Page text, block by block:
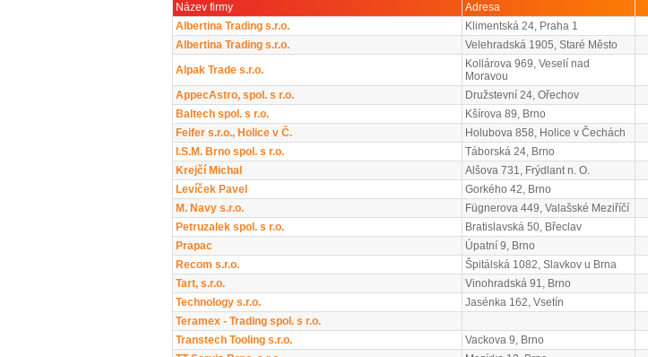
Název firmy Adresa
Albertina Trading s.r.o.
Klimentská 24, Praha 1
Albertina Trading s.r.o.
Velehradská 1905, Staré Město
Alpak Trade s.r.o.
Kollárova 969, Veselí nad
Moravou
AppecAstro, spol. s r.o.
Družstevní 24, Ořechov
Baltech spol. s r.o.
Kšírova 89, Brno
Feifer s.r.o., Holice v Č.
Holubova 858, Holice v Čechách
I.S.M. Brno spol. s r.o.
Táborská 24, Brno
Krejčí Michal
Alšova 731, Frýdlant n. O.
Levíček Pavel
Gorkého 42, Brno
M. Navy s.r.o.
Fügnerova 449, Valašské Meziříčí
Petruzalek spol. s r.o.
Bratislavská 50, Břeclav
Prapac
Úpatní 9, Brno
Recom s.r.o.
Špitálská 1082, Slavkov u Brna
Tart, s.r.o.
Vinohradská 91, Brno
Technology s.r.o.
Jasénka 162, Vsetín
Teramex - Trading spol. s r.o.
Transtech Tooling s.r.o.
Vackova 9, Brno